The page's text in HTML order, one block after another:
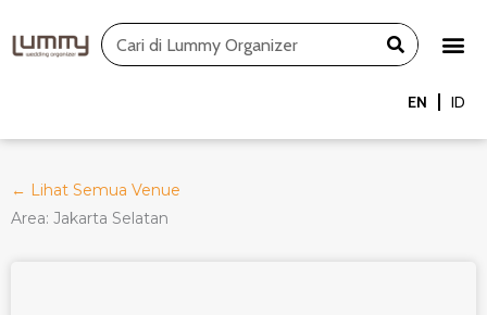
to
Search
EN ID
← Lihat Semua Venue
Area: Jakarta Selatan